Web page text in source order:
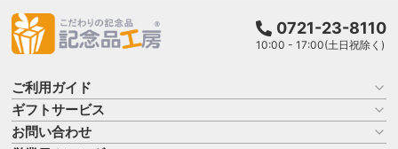
0721-23-8110
10:00 - 17:00(土日祝除く)
ご利用ガイド
お買い物ガイド
よくある質問
ギフトサービス
名入れについて
お問い合わせ